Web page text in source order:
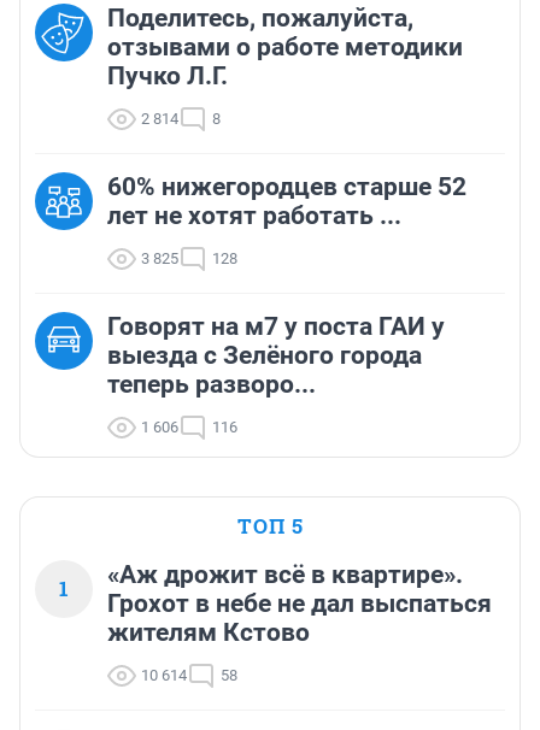
Поделитесь, пожалуйста,
отзывами о работе методики
Пучко Л.Г.
2 814 8
60% нижегородцев старше 52
лет не хотят работать ...
3 825 128
Говорят на м7 у поста ГАИ у
выезда с Зелёного города
теперь разворо...
1 606 116
ТОП 5
1
«Аж дрожит всё в квартире».
Грохот в небе не дал выспаться
жителям Кстово
10 614 58